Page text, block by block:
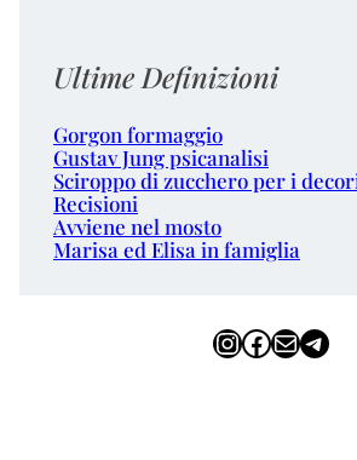
Ultime Definizioni
Gorgon formaggio
Gustav Jung psicanalisi
Sciroppo di zucchero per i
Recisioni
Avviene nel mosto
Marisa ed Elisa in famiglia
InstagramFacebook Email Telegram